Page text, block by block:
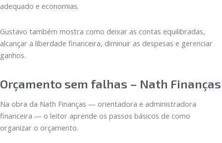
adequado e economias.
Gustavo também mostra como deixar as contas equilibradas,
alcançar a liberdade financeira, diminuir as despesas e gerenciar
ganhos.
Orçamento sem falhas – Nath Finanças
Na obra da Nath Finanças — orientadora e administradora
financeira — o leitor aprende os passos básicos de como
organizar o orçamento.